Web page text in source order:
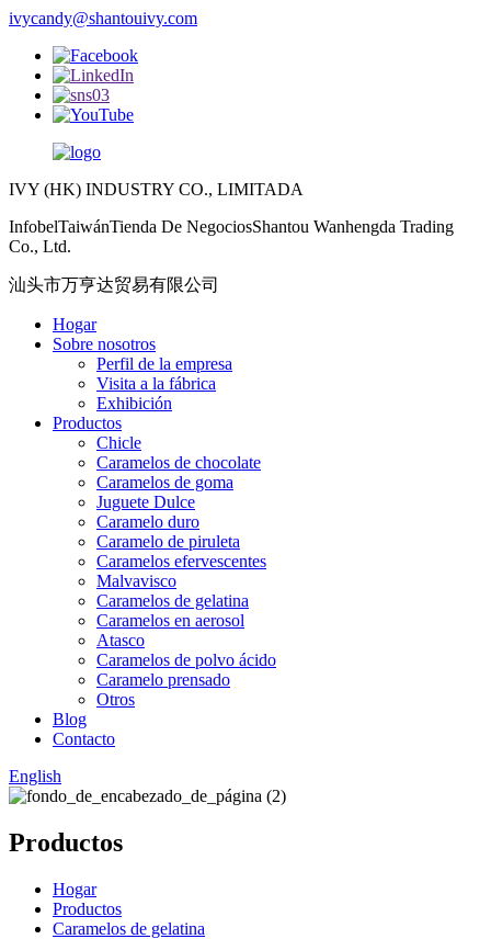
ivycandy@shantouivy.com
IVY (HK) INDUSTRY CO., LIMITADA
InfobelTaiwánTienda De NegociosShantou Wanhengda Trading
Co., Ltd.
汕头市万亨达贸易有限公司
Hogar
Sobre nosotros
Perfil de la empresa
Visita a la fábrica
Exhibición
Productos
Chicle
Caramelos de chocolate
Caramelos de goma
Juguete Dulce
Caramelo duro
Caramelo de piruleta
Caramelos efervescentes
Malvavisco
Caramelos de gelatina
Caramelos en aerosol
Atasco
Caramelos de polvo ácido
Caramelo prensado
Otros
Blog
Contacto
English
Productos
Hogar
Productos
Caramelos de gelatina